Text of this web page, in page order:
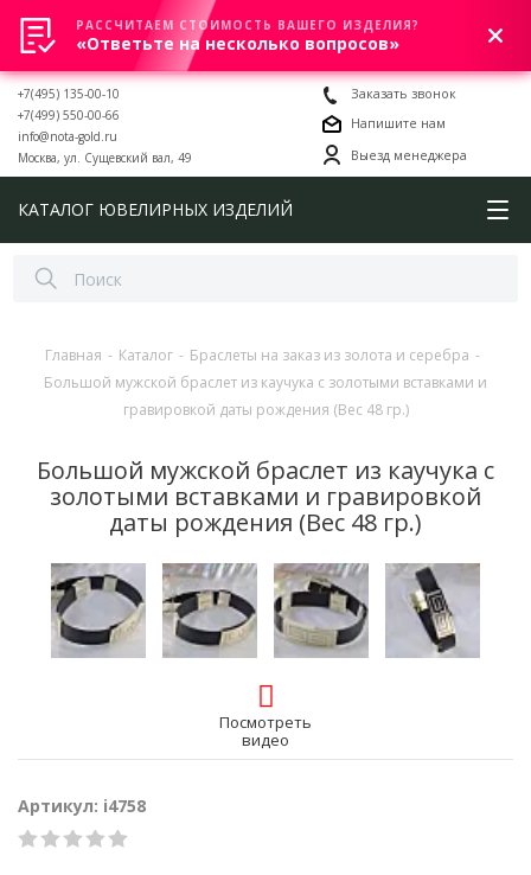
0
+7(495) 135-00-10
+7(499) 550-00-66
info@nota-gold.ru
Москва, ул. Сущевский вал, 49
Заказать звонок
Напишите нам
Выезд менеджера
КАТАЛОГ ЮВЕЛИРНЫХ ИЗДЕЛИЙ
Главная - Каталог - Браслеты на заказ из золота и серебра -
Большой мужской браслет из каучука с золотыми вставками и
гравировкой даты рождения (Вес 48 гр.)
Большой мужской браслет из каучука с
золотыми вставками и гравировкой
даты рождения (Вес 48 гр.)
Посмотреть
видео
Артикул: i4758
РАССЧИТАЕМ СТОИМОСТЬ ВАШЕГО ИЗДЕЛИЯ?
«Ответьте на несколько вопросов»